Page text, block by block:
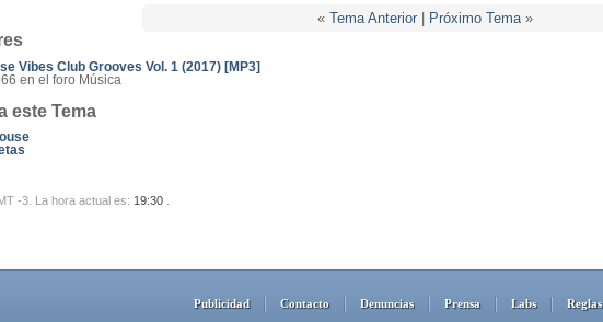
« Tema Anterior| Próximo Tema »
Vibes Club Grooves Vol. 1 (2017) [MP3]
en el foro Música
este Tema
-3. La hora actual es: 19:30
Publicidad Contacto Denuncias Prensa Labs Reglas